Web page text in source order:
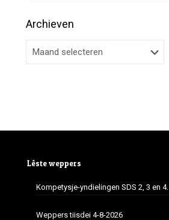
Archieven
Lêste weppers
Kompetysje-yndielingen SDS 2, 3 en 4.
Weppers tiisdei 4-8-2026